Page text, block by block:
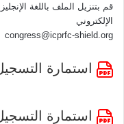
قم بتنزيل الملف باللغة
الإلكتروني
congress@icprfc-shield.org
استمارة
استمارة